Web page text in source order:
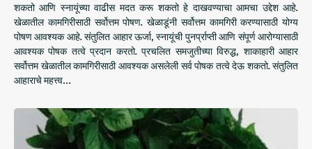
शकतो आणि स्नायूंच्या वाढीस मदत करू शकतो हे दाखवण्याचा आमचा उद्देश आहे.
खेळातील कामगिरीसाठी सर्वोत्तम पोषण. खेळाडूंनी सर्वोत्तम कामगिरी करण्यासाठी योग्य
पोषण आवश्यक आहे. संतुलित आहार ऊर्जा, स्नायूंची पुनर्प्राप्ती आणि संपूर्ण आरोग्यासाठी
आवश्यक पोषक तत्वे प्रदान करतो. प्रचलित समजुतीच्या विरुद्ध, शाकाहारी आहार
सर्वोत्तम खेळातील कामगिरीसाठी आवश्यक असलेली सर्व पोषक तत्वे देऊ शकतो. संतुलित
आहाराचे महत्त्व…